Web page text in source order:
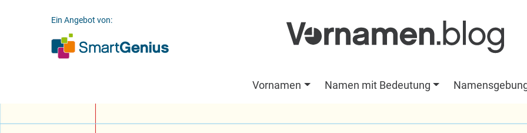
Ein Angebot von:
Vornamen Namen mit Bedeutung